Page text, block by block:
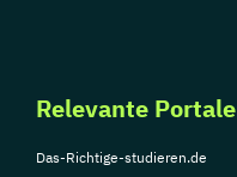
Relevante Portale
Das-Richtige-studieren.de